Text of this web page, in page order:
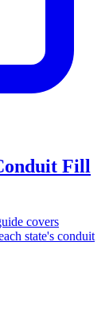
Fill
covers
state's conduit